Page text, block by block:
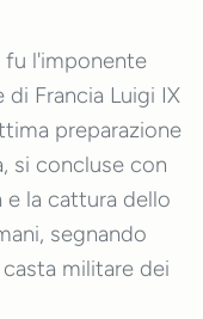
fu l'imponente
Francia Luigi IX
preparazione
si concluse con
e la cattura dello
segnando
militare dei